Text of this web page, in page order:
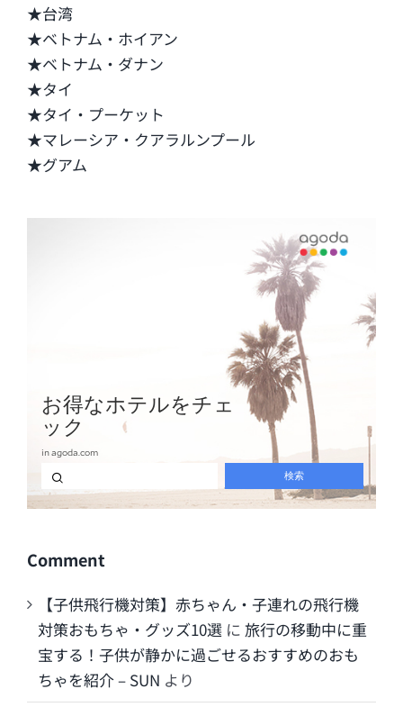
★台湾
★ベトナム・ホイアン
★ベトナム・ダナン
★タイ
★タイ・プーケット
★マレーシア・クアラルンプール
★グアム
Comment
【子供飛行機対策】赤ちゃん・子連れの飛行機
対策おもちゃ・グッズ10選 に 旅行の移動中に重
宝する！子供が静かに過ごせるおすすめのおも
ちゃを紹介 – SUN より